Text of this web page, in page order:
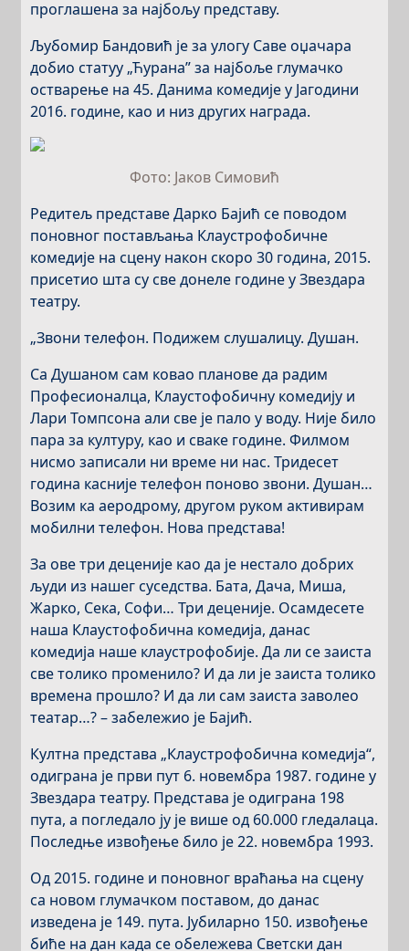
проглашена за најбољу представу.
Љубомир Бандовић је за улогу Саве оџачара
добио статуу „Ћурана” за најбоље глумачко
остварење на 45. Данима комедије у Јагодини
2016. године, као и низ других награда.
Фото: Јаков Симовић
Редитељ представе Дарко Бајић се поводом
поновног постављања Клаустрофобичне
комедије на сцену након скоро 30 година, 2015.
присетио шта су све донеле године у Звездара
театру.
„Звони телефон. Подижем слушалицу. Душан.
Са Душаном сам ковао планове да радим
Професионалца, Клаустофобичну комедију и
Лари Томпсона али све је пало у воду. Није било
пара за културу, као и сваке године. Филмом
нисмо записали ни време ни нас. Тридесет
година касније телефон поново звони. Душан…
Возим ка аеродрому, другом руком активирам
мобилни телефон. Нова представа!
За ове три деценије као да је нестало добрих
људи из нашег суседства. Бата, Дача, Миша,
Жарко, Сека, Софи… Три деценије. Осамдесете
наша Клаустофобична комедија, данас
комедија наше клаустрофобије. Да ли се заиста
све толико променило? И да ли је заиста толико
времена прошло? И да ли сам заиста заволео
театар…? – забележио је Бајић.
Култна представа „Клаустрофобична комедија“,
одиграна је први пут 6. новембра 1987. године у
Звездара театру. Представа је одиграна 198
пута, а погледало ју је више од 60.000 гледалаца.
Последње извођење било је 22. новембра 1993.
Од 2015. године и поновног враћања на сцену
са новом глумачком поставом, до данас
изведена је 149. пута. Јубиларно 150. извођење
биће на дан када се обележева Светски дан